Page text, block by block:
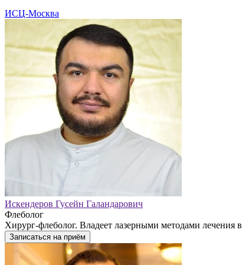
ИСЦ-Москва
Искендеров Гусейн Галандарович
Флеболог
Хирург-флеболог. Владеет лазерными методами лечения
Записаться на приём